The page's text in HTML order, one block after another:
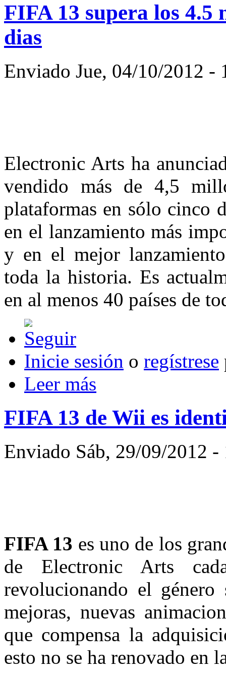
FIFA 13 supera los 4.5
dias
Enviado Jue, 04/10/2012 -
Electronic Arts ha
vendido más de 4,5
plataformas en sólo cinco
en el lanzamiento más
y en el mejor
toda la historia. Es
en al menos 40 países de
Inicie sesión o regístrese
Leer más
FIFA 13 de Wii es
Enviado Sáb, 29/09/2012
FIFA 13 es uno de los
de Electronic Arts
revolucionando el
mejoras, nuevas
que compensa la
esto no se ha renovado en